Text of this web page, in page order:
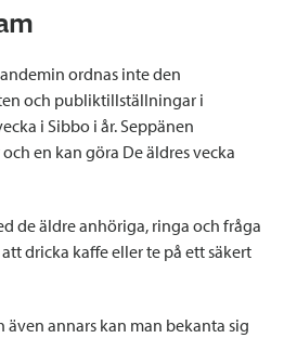
ordnas inte den
och publiktillställningar i
i Sibbo i år. Seppänen
en kan göra De äldres vecka
de äldre anhöriga, ringa och fråga
dricka kaffe eller te på ett säkert
även annars kan man bekanta sig